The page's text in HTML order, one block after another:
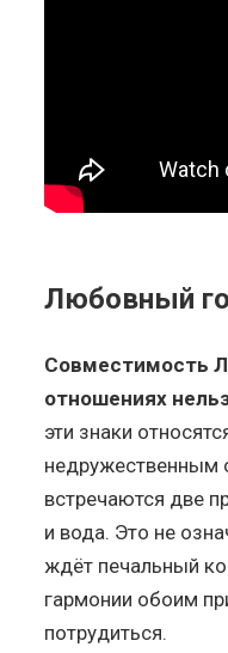
Любовный
Совместимость
отношениях
эти знаки
недружественным
встречаются две
и вода. Это не
ждёт печальный
гармонии обоим
потрудиться.